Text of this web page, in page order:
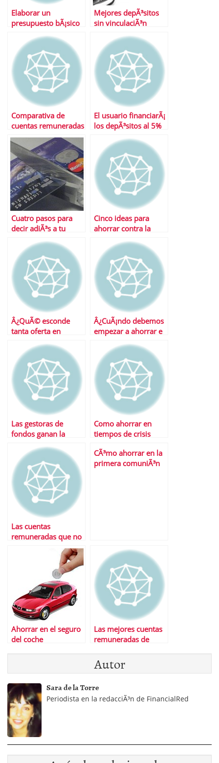
Elaborar un
presupuesto bÃ¡sico
Mejores depÃ³sitos
sin vinculaciÃ³n
Comparativa de
cuentas remuneradas
El usuario financiarÃ¡
los depÃ³sitos al 5%
Cuatro pasos para
decir adiÃ³s a tu
Cinco ideas para
ahorrar contra la
Â¿QuÃ© esconde
tanta oferta en
Â¿CuÃ¡ndo debemos
empezar a ahorrar e
Las gestoras de
fondos ganan la
Como ahorrar en
tiempos de crisis
Las cuentas
remuneradas que no
querrÃ¡s perderte
CÃ³mo ahorrar en la
primera comuniÃ³n
Ahorrar en el seguro
del coche
Las mejores cuentas
remuneradas de
Autor
Sara de la Torre
Periodista en la redacciÃ³n de FinancialRed